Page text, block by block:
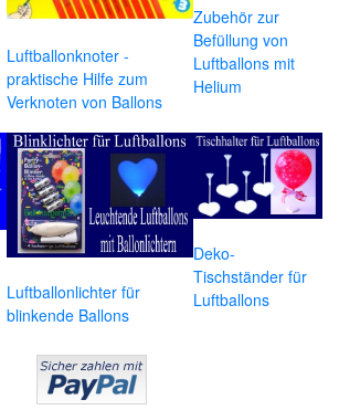
Luftballonknoter -
praktische Hilfe zum
Verknoten von Ballons
Zubehör zur
Befüllung von
Luftballons mit
Helium
Luftballonlichter für
blinkende Ballons
Deko-
Tischständer für
Luftballons